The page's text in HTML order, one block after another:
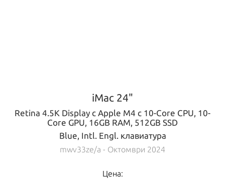
iMac 24"
Retina 4.5K Display с Apple M4 с 10-Core CPU, 10-
Core GPU, 16GB RAM, 512GB SSD
Blue, Intl. Engl. клавиатура
mwv33ze/a - Октомври 2024
Цена: